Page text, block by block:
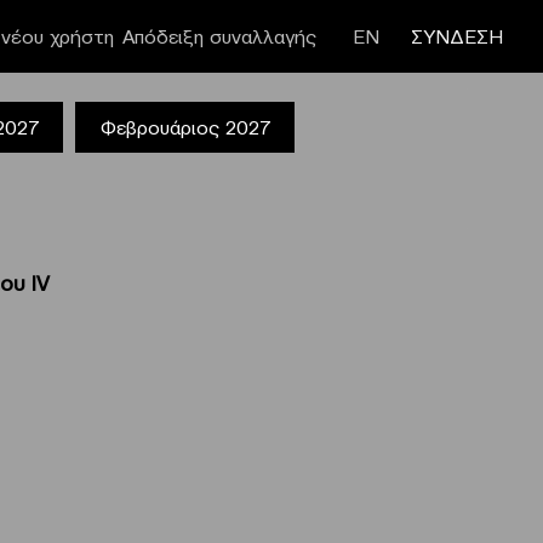
Απόδειξη συναλλαγής
χρήστη ΕΝ ΣΥΝΔΕΣΗ
Φεβρουάριος 2027
ΙV